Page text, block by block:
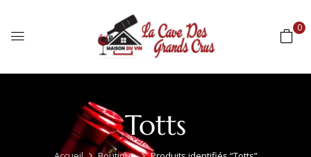
0
Totts